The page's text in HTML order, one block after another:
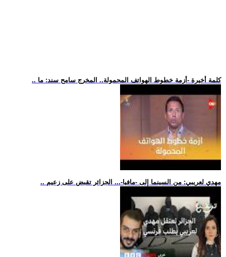
.. كلمة أخيرة -أزمة خطوط الهواتف المحمولة.. المخرج سامح سند: ما
.. مهدي لعريبي: من السينما إلى -مافيا-... الجزائر تقبض على زعيم